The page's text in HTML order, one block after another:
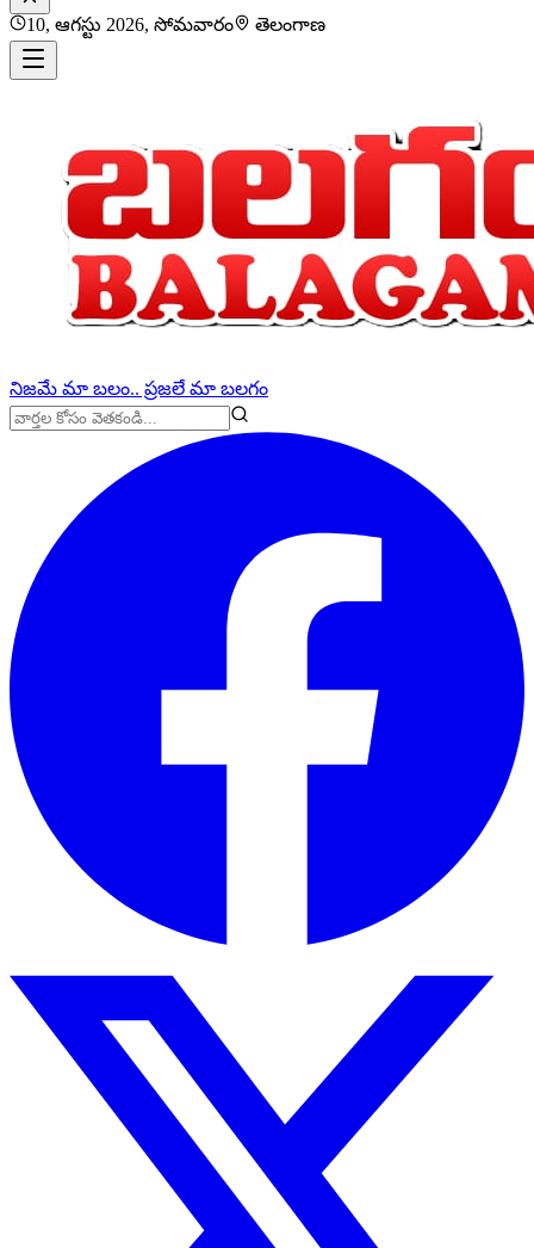
10, ఆగస్టు 2026, సోమవారం తెలంగాణ
నిజమే మా బలం.. ప్రజలే మా బలగం